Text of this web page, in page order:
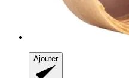
Ajouter